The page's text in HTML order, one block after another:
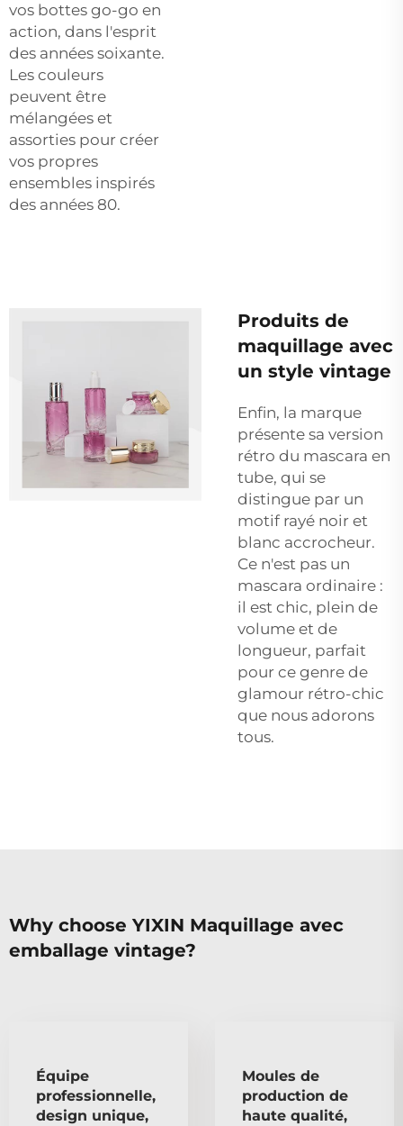
vos bottes go-go en
action, dans l'esprit
des années soixante.
Les couleurs
peuvent être
mélangées et
assorties pour créer
vos propres
ensembles inspirés
des années 80.
Produits de
maquillage avec
un style vintage
Enfin, la marque
présente sa version
rétro du mascara en
tube, qui se
distingue par un
motif rayé noir et
blanc accrocheur.
Ce n'est pas un
mascara ordinaire :
il est chic, plein de
volume et de
longueur, parfait
pour ce genre de
glamour rétro-chic
que nous adorons
tous.
Why choose YIXIN Maquillage avec
emballage vintage?
Équipe
professionnelle,
design unique,
Moules de
production de
haute qualité,